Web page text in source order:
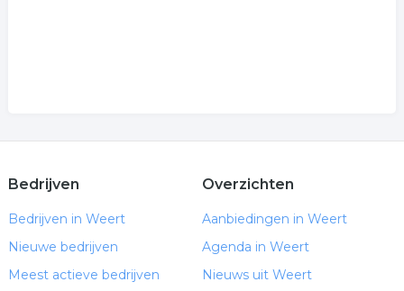
Bedrijven
Bedrijven in Weert
Nieuwe bedrijven
Meest actieve bedrijven
Overzichten
Aanbiedingen in Weert
Agenda in Weert
Nieuws uit Weert